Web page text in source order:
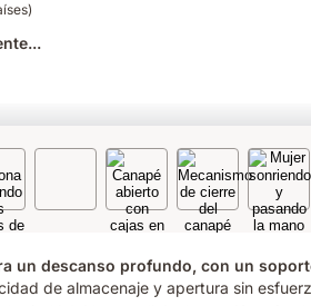
reseñas (9 de otros países)
un descanso profundo, con un
de almacenaje y apertura sin